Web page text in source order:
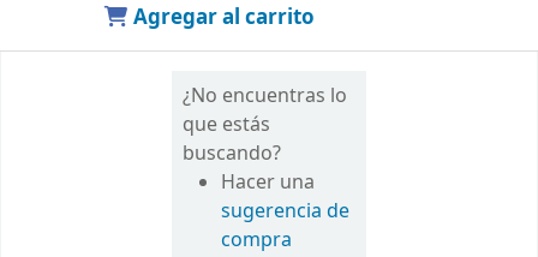
Agregar al carrito
¿No encuentras lo
que estás
buscando?
Hacer una
sugerencia de
compra